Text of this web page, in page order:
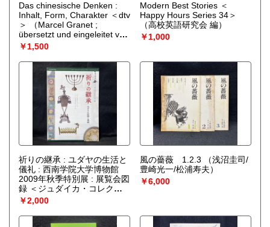
Das chinesische Denken :
Inhalt, Form, Charakter ＜dtv
＞
（Marcel Granet ;
übersetzt und eingeleitet von
Manfred Porkert ; mit einem
Vorwort von Herbert
Franke）
￥1,500
Modern Best Stories ＜
Happy Hours Series 34＞
（高校英語研究会 編）
￥1,000
祈りの継承 : ユダヤの生活と
儀礼 : 西南学院大学博物館
2009年秋季特別展 : 展覧会図
録 ＜ジュダイカ・コレクシ
ョン 2＞
￥2,000
風の薔薇 1.2.3
（浅沼圭司/
豊崎光一/松浦寿夫）
￥6,000